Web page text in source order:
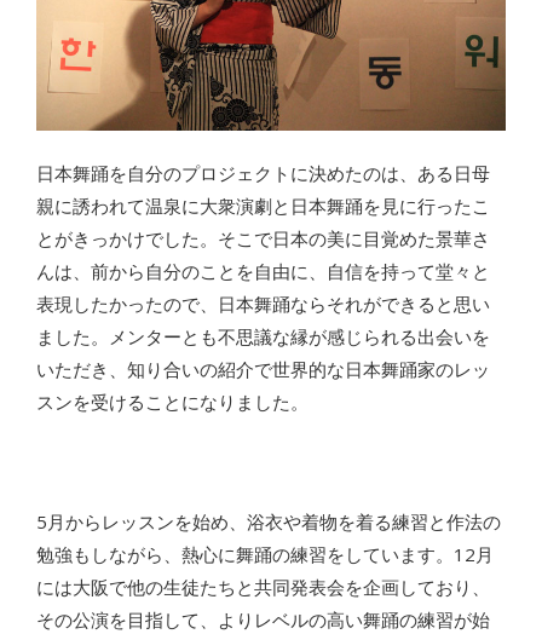
日本舞踊を自分のプロジェクトに決めたのは、ある日母
親に誘われて温泉に大衆演劇と日本舞踊を見に行ったこ
とがきっかけでした。そこで日本の美に目覚めた景華さ
んは、前から自分のことを自由に、自信を持って堂々と
表現したかったので、日本舞踊ならそれができると思い
ました。メンターとも不思議な縁が感じられる出会いを
いただき、知り合いの紹介で世界的な日本舞踊家のレッ
スンを受けることになりました。
5月からレッスンを始め、浴衣や着物を着る練習と作法の
勉強もしながら、熱心に舞踊の練習をしています。12月
には大阪で他の生徒たちと共同発表会を企画しており、
その公演を目指して、よりレベルの高い舞踊の練習が始